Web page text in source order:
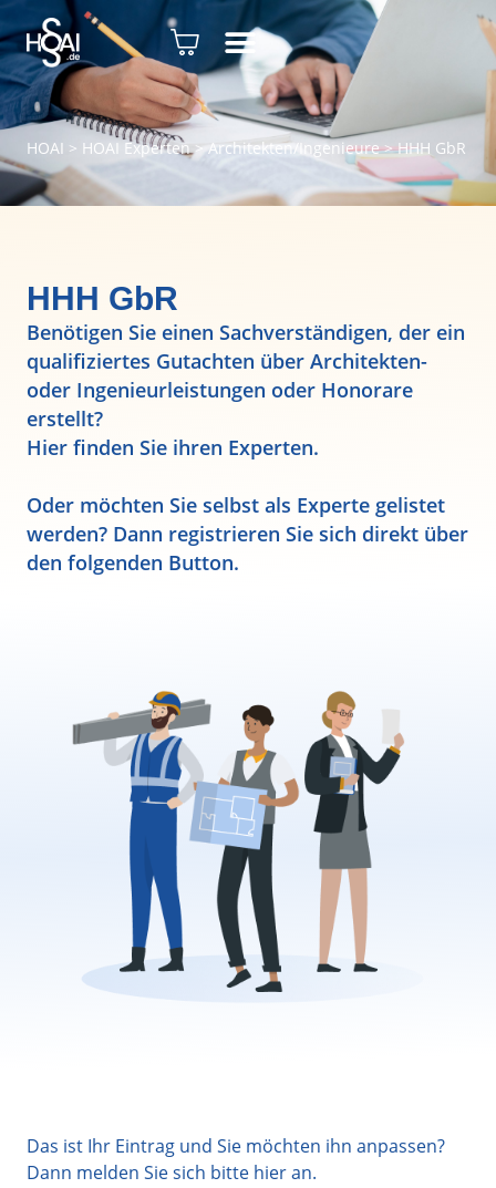
HOAI > HOAI Experten>Architekten/Ingenieure>HHH GbR
HHH GbR
Benötigen Sie einen Sachverständigen, der ein
qualifiziertes Gutachten über Architekten-
oder Ingenieurleistungen oder Honorare
erstellt?
Hier finden Sie ihren Experten.
Oder möchten Sie selbst als Experte gelistet
werden? Dann registrieren Sie sich direkt über
den folgenden Button.
Das ist Ihr Eintrag und Sie möchten ihn anpassen?
Dann melden Sie sich bitte hieran.